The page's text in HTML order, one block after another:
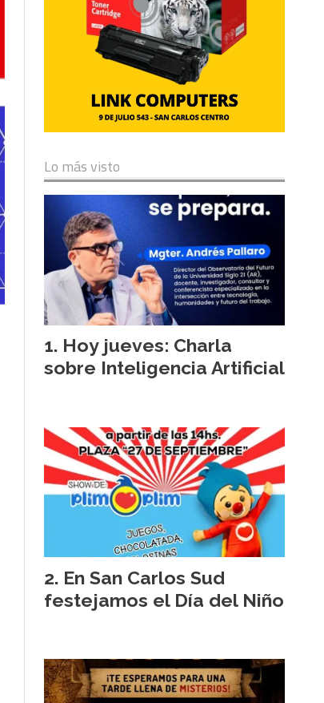
Lo más visto
Hoy jueves: Charla
sobre Inteligencia Artificial
En San Carlos Sud
festejamos el Día del Niño